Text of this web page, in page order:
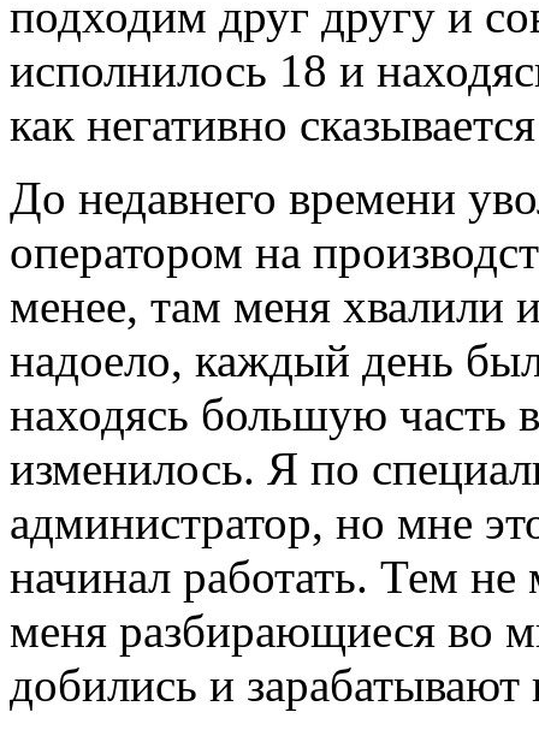
подходим друг другу и
исполнилось 18 и
как негативно
До недавнего времени
оператором на
менее, там меня хвалили
надоело, каждый день
находясь большую часть
изменилось. Я по
администратор, но мне
начинал работать. Тем
меня разбирающиеся во
добились и